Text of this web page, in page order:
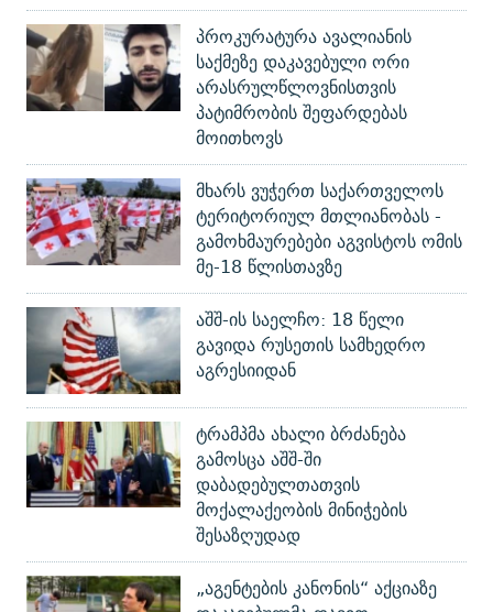
პროკურატურა ავალიანის
საქმეზე დაკავებული ორი
არასრულწლოვნისთვის
პატიმრობის შეფარდებას
მოითხოვს
მხარს ვუჭერთ საქართველოს
ტერიტორიულ მთლიანობას -
გამოხმაურებები აგვისტოს ომის
მე-18 წლისთავზე
აშშ-ის საელჩო: 18 წელი
გავიდა რუსეთის სამხედრო
აგრესიიდან
ტრამპმა ახალი ბრძანება
გამოსცა აშშ-ში
დაბადებულთათვის
მოქალაქეობის მინიჭების
შესაზღუდად
„აგენტების კანონის“ აქციაზე